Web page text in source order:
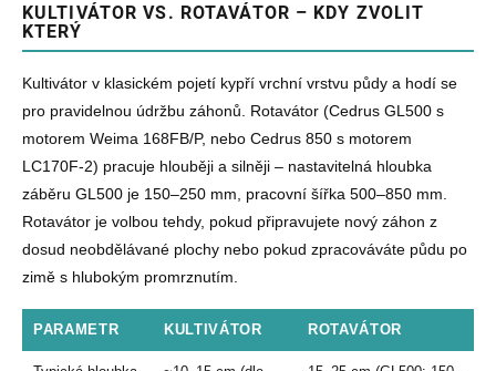
KULTIVÁTOR VS. ROTAVÁTOR – KDY ZVOLIT
KTERÝ
Kultivátor v klasickém pojetí kypří vrchní vrstvu půdy a hodí se
pro pravidelnou údržbu záhonů. Rotavátor (Cedrus GL500 s
motorem Weima 168FB/P, nebo Cedrus 850 s motorem
LC170F-2) pracuje hlouběji a silněji – nastavitelná hloubka
záběru GL500 je 150–250 mm, pracovní šířka 500–850 mm.
Rotavátor je volbou tehdy, pokud připravujete nový záhon z
dosud neobdělávané plochy nebo pokud zpracováváte půdu po
zimě s hlubokým promrznutím.
PARAMETR KULTIVÁTOR ROTAVÁTOR